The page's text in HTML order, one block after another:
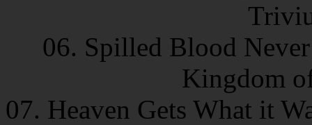
06. Spilled Blood
Kingdom
07. Heaven Gets What it